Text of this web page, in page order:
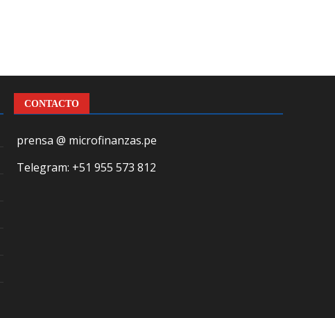
CONTACTO
prensa @ microfinanzas.pe
Telegram: +51 955 573 812